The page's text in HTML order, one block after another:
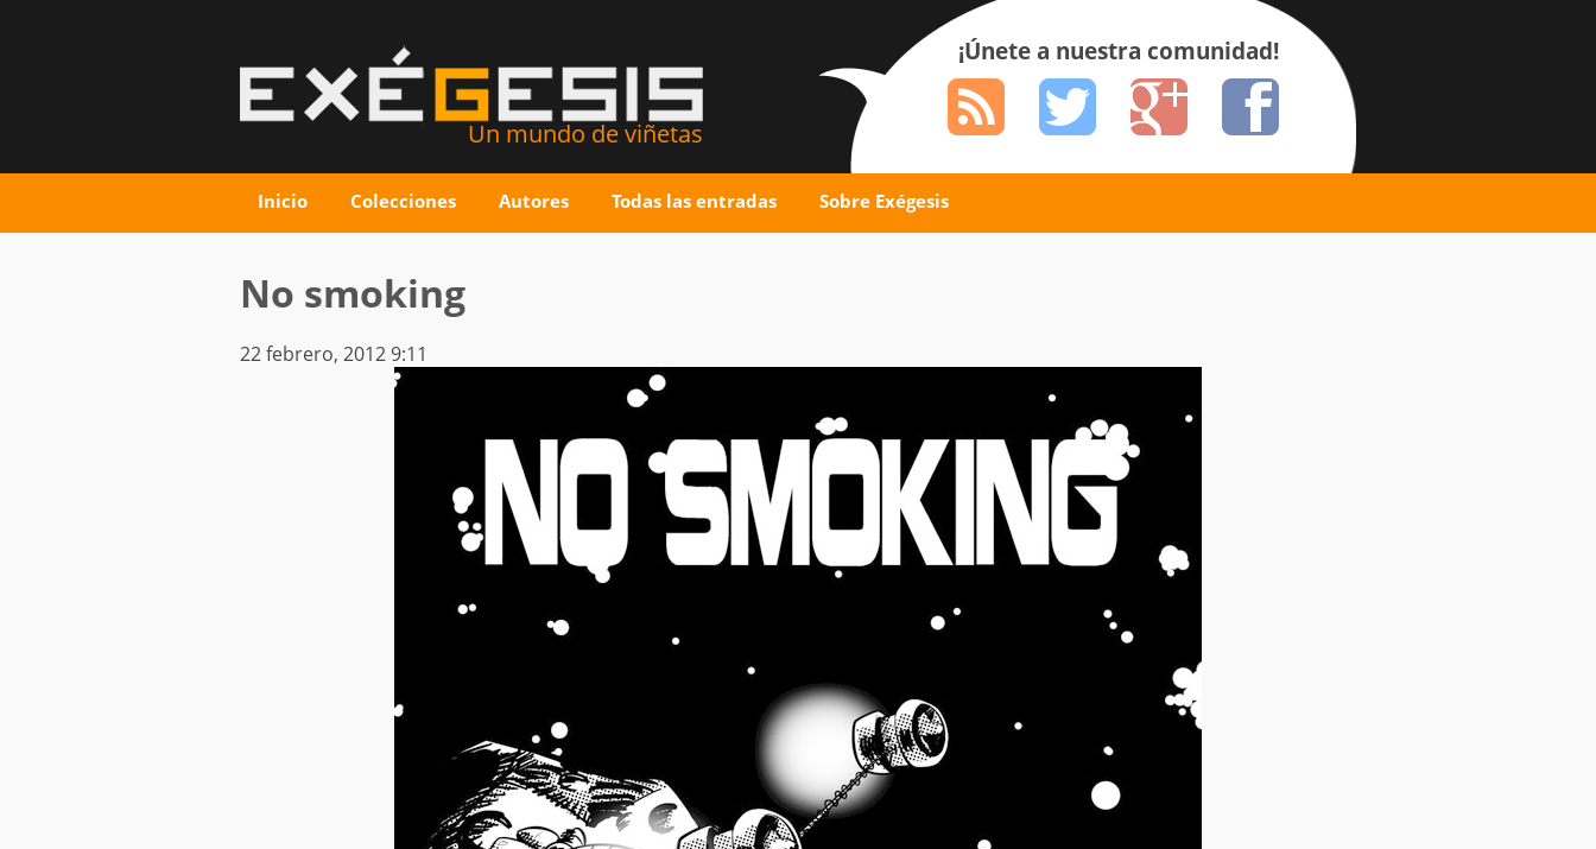
Un mundo de viñetas
¡Únete a nuestra comunidad!
Inicio Colecciones Autores Todas las entradas Sobre Exégesis
No smoking
22 febrero, 2012 9:11